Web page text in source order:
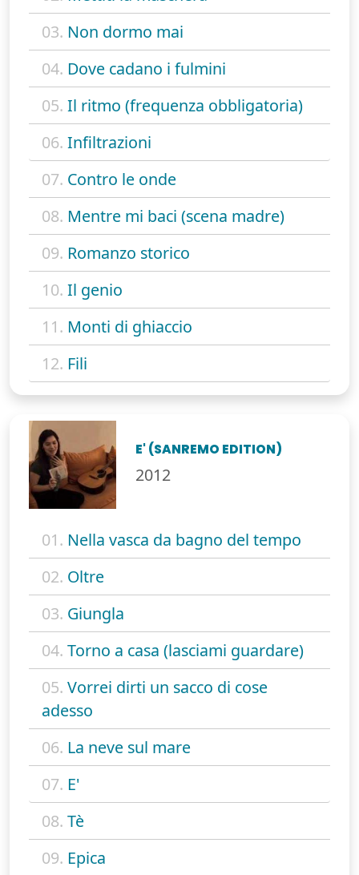
03. Non dormo mai
04. Dove cadano i fulmini
05. Il ritmo (frequenza obbligatoria)
06. Infiltrazioni
07. Contro le onde
08. Mentre mi baci (scena madre)
09. Romanzo storico
10. Il genio
11. Monti di ghiaccio
12. Fili
E' (SANREMO EDITION)
2012
01. Nella vasca da bagno del tempo
02. Oltre
03. Giungla
04. Torno a casa (lasciami guardare)
05. Vorrei dirti un sacco di cose
adesso
06. La neve sul mare
07. E'
08. Tè
09. Epica